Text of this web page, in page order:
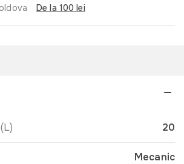
De la 100 lei
20
Mecanic